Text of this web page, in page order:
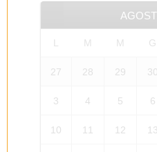
L M M G
27 28 29 30
3 4 5 6
10 11 12 13